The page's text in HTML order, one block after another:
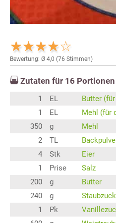
Bewertung: Ø 4,0 (76 Stimmen)
Zutaten für 16 Portionen
1 EL
Butter
1
EL
Mehl (für
350
g
Mehl
2
TL
4
Stk
Eier
1
Prise
Salz
200
g
Butter
240
g
1
Pk